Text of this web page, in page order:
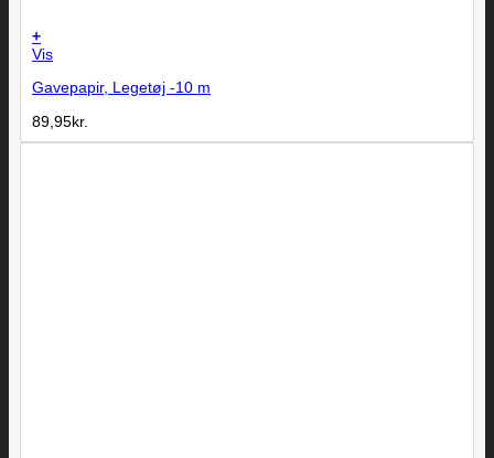
+
Vis
Gavepapir, Legetøj -10 m
89,95kr.